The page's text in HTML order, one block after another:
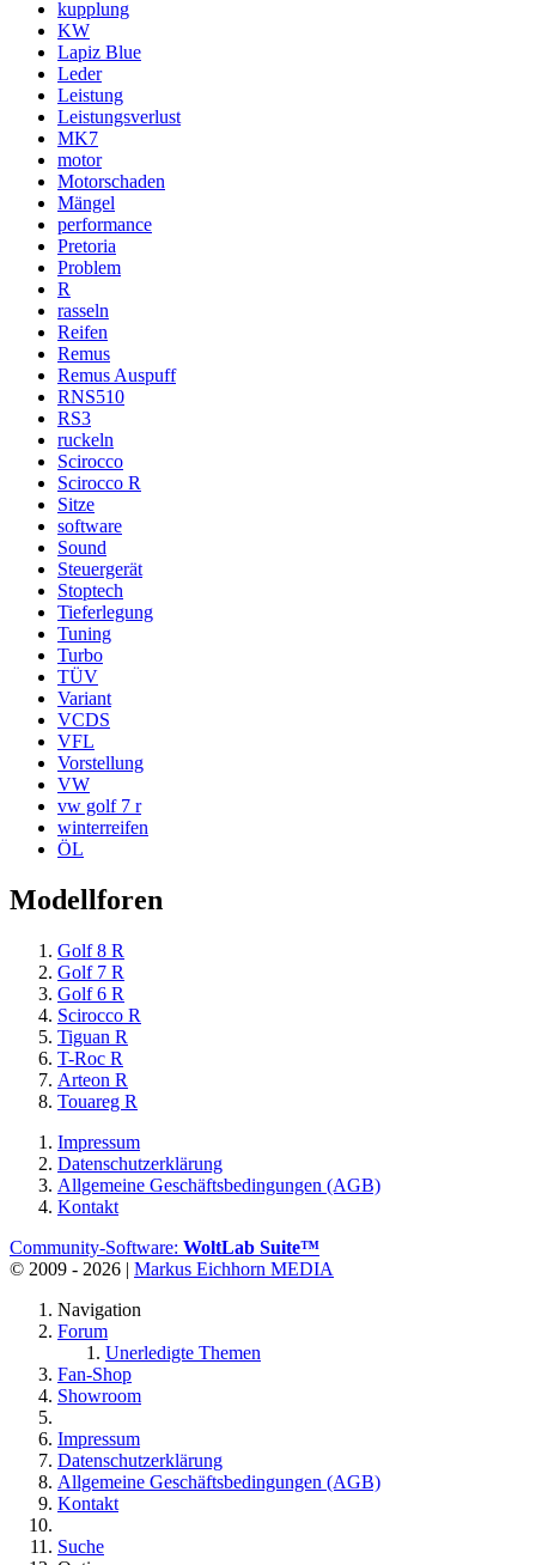
kupplung
KW
Lapiz Blue
Leder
Leistung
Leistungsverlust
MK7
motor
Motorschaden
Mängel
performance
Pretoria
Problem
R
rasseln
Reifen
Remus
Remus Auspuff
RNS510
RS3
ruckeln
Scirocco
Scirocco R
Sitze
software
Sound
Steuergerät
Stoptech
Tieferlegung
Tuning
Turbo
TÜV
Variant
VCDS
VFL
Vorstellung
VW
vw golf 7 r
winterreifen
ÖL
Modellforen
Golf 8 R
Golf 7 R
Golf 6 R
Scirocco R
Tiguan R
T-Roc R
Arteon R
Touareg R
Impressum
Datenschutzerklärung
Allgemeine Geschäftsbedingungen (AGB)
Kontakt
Community-Software: WoltLab Suite™
© 2009 - 2026 | Markus Eichhorn MEDIA
Navigation
Forum
Unerledigte Themen
Fan-Shop
Showroom
Impressum
Datenschutzerklärung
Allgemeine Geschäftsbedingungen (AGB)
Kontakt
Suche